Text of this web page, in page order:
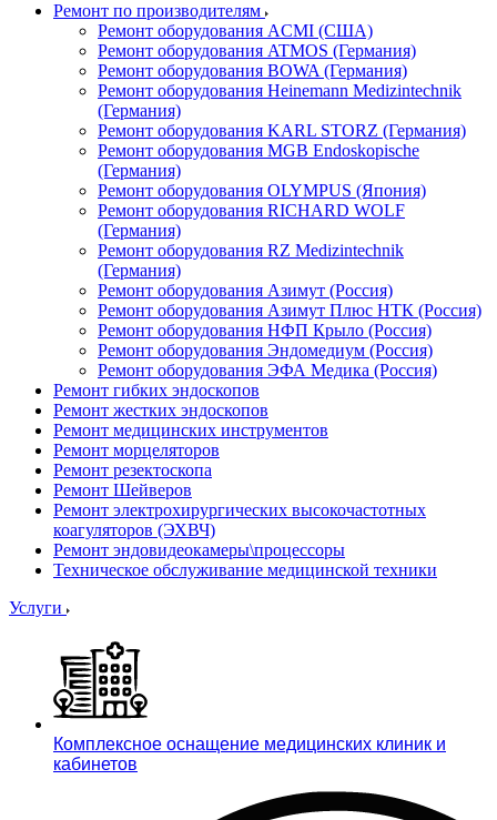
Ремонт по производителям
Ремонт оборудования ACMI (США)
Ремонт оборудования ATMOS (Германия)
Ремонт оборудования BOWA (Германия)
Ремонт оборудования Heinemann Medizintechnik
(Германия)
Ремонт оборудования KARL STORZ (Германия)
Ремонт оборудования MGB Endoskopische
(Германия)
Ремонт оборудования OLYMPUS (Япония)
Ремонт оборудования RICHARD WOLF
(Германия)
Ремонт оборудования RZ Medizintechnik
(Германия)
Ремонт оборудования Азимут (Россия)
Ремонт оборудования Азимут Плюс НТК (Россия)
Ремонт оборудования НФП Крыло (Россия)
Ремонт оборудования Эндомедиум (Россия)
Ремонт оборудования ЭФА Медика (Россия)
Ремонт гибких эндоскопов
Ремонт жестких эндоскопов
Ремонт медицинских инструментов
Ремонт морцеляторов
Ремонт резектоскопа
Ремонт Шейверов
Ремонт электрохирургических высокочастотных
коагуляторов (ЭХВЧ)
Ремонт эндовидеокамеры\процессоры
Техническое обслуживание медицинской техники
Услуги
Комплексное оснащение медицинских клиник и
кабинетов